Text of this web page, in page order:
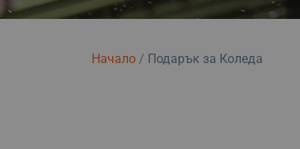
Начало/ Подарък за Коледа